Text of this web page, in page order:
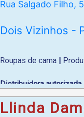
Rua Salgado Filho,
Dois Vizinhos -
Roupas de cama |
Distribuidora autorizada
Produtos que
Llinda